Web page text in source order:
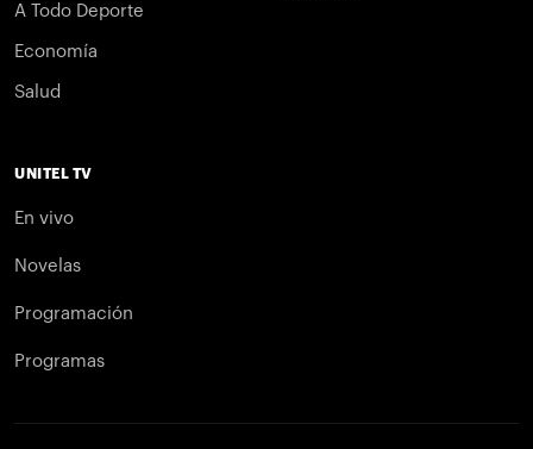
A Todo Deporte
Economía
Salud
UNITEL TV
En vivo
Novelas
Programación
Programas